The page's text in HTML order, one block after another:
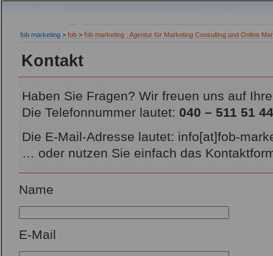
fob marketing > fob > fob marketing : Agentur für Marketing Consulting und Online
Kontakt
Haben Sie Fragen? Wir freuen uns auf
Die Telefonnummer lautet: 040 – 511 51 44
Die E-Mail-Adresse lautet: info[at]fob-
… oder nutzen Sie einfach das
Name
E-MailPlease leave this field empty.